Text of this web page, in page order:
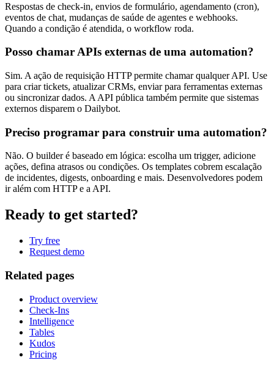
Respostas de check-in, envios de formulário, agendamento (cron),
eventos de chat, mudanças de saúde de agentes e webhooks.
Quando a condição é atendida, o workflow roda.
Posso chamar APIs externas de uma automation?
Sim. A ação de requisição HTTP permite chamar qualquer API. Use
para criar tickets, atualizar CRMs, enviar para ferramentas externas
ou sincronizar dados. A API pública também permite que sistemas
externos disparem o Dailybot.
Preciso programar para construir uma automation?
Não. O builder é baseado em lógica: escolha um trigger, adicione
ações, defina atrasos ou condições. Os templates cobrem escalação
de incidentes, digests, onboarding e mais. Desenvolvedores podem
ir além com HTTP e a API.
Ready to get started?
Try free
Request demo
Related pages
Product overview
Check-Ins
Intelligence
Tables
Kudos
Pricing